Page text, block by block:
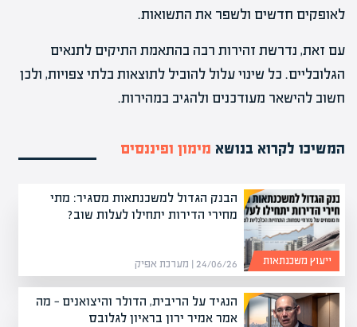
לאופקים חדשים ולשפר את התשואות.
עם זאת, נדרשת זהירות רבה בהתאמת התיקים לתנאים
הגלובליים. כל שינוי עלול להוביל לתוצאות בלתי צפויות, ולכן
חשוב להישאר מעודכנים ולהגיב במהירות.
המשיכו לקרוא בנושא מימון ופיננסים
הבנק הגדול למשכנתאות מסגיר: מתי
מחירי הדירות יתחילו לעלות שוב?
24/06/26 | מערכת אפיק ייעוץ משכנתאות
הנגיד על הריבית, הדולר והיצואנים — מה
אמר אמיר ירון בראיון לגלובס